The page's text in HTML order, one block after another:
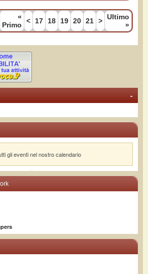
«
Primo
< 17 18 19 20 21 > Ultimo
»
-
gli eventi nel nostro calendario